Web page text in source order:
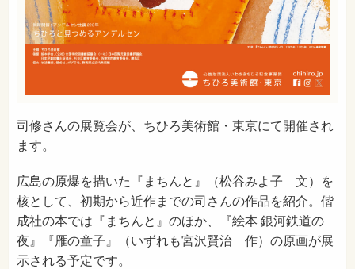
司修さんの展覧会が、ちひろ美術館・東京にて開催され
ます。
広島の原爆を描いた『まちんと』（松谷みよ子 文）を
核として、初期から近作までの司さんの作品を紹介。偕
成社の本では『まちんと』のほか、『絵本 銀河鉄道の
夜』『雁の童子』（いずれも宮沢賢治 作）の原画が展
示される予定です。